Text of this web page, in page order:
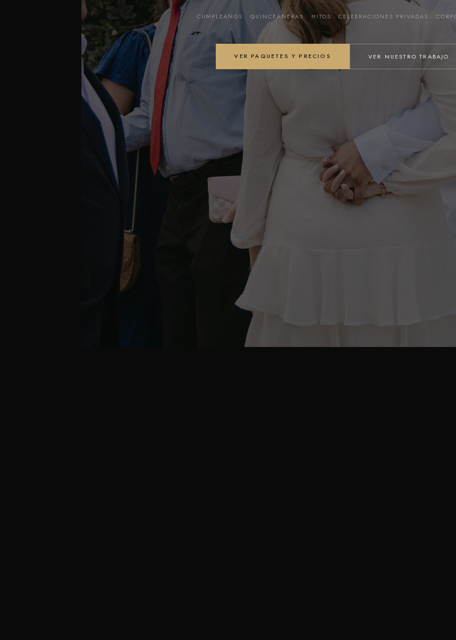
CUMPLEAÑOS · QUINCEAÑERAS · HITOS · CELEBRACIONES PRIVADAS ·
VER PAQUETES Y PRECIOS VER NUESTRO TRABAJO